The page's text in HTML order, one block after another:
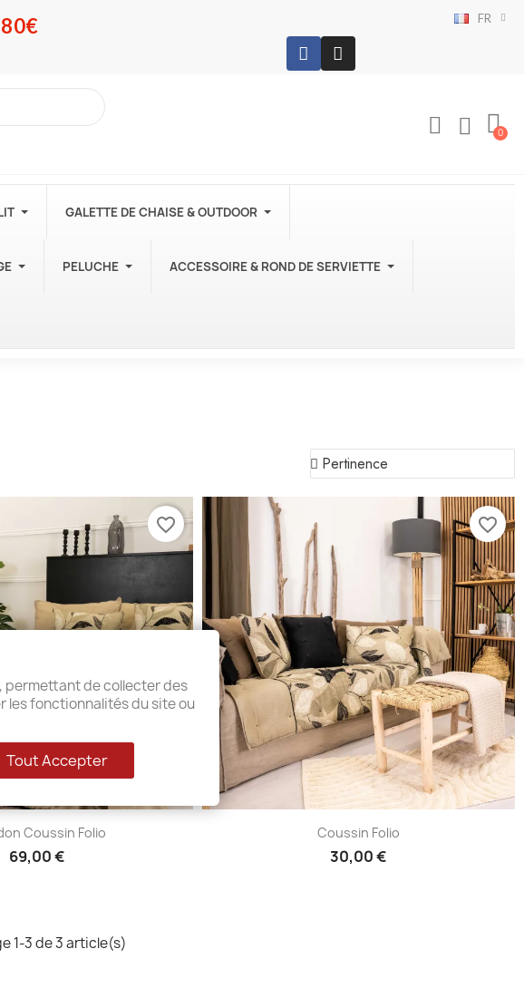
FR
GALETTE DE CHAISE & OUTDOOR
PELUCHE ACCESSOIRE & ROND DE SERVIETTE
rapide
Coussin Folio
69,00 €
favorite_border
Aperçu rapide
Coussin Folio
30,00 €
favorite_border
1-3 de 3 article(s)
permettant de collecter des
les fonctionnalités du site ou
Tout Accepter